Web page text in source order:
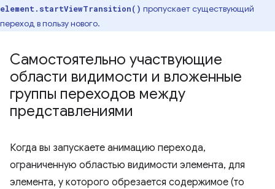
element.startViewTransition() пропускает существующий
переход в пользу нового.
Самостоятельно участвующие
области видимости и вложенные
группы переходов между
представлениями
Когда вы запускаете анимацию перехода,
ограниченную областью видимости элемента, для
элемента, у которого обрезается содержимое (то